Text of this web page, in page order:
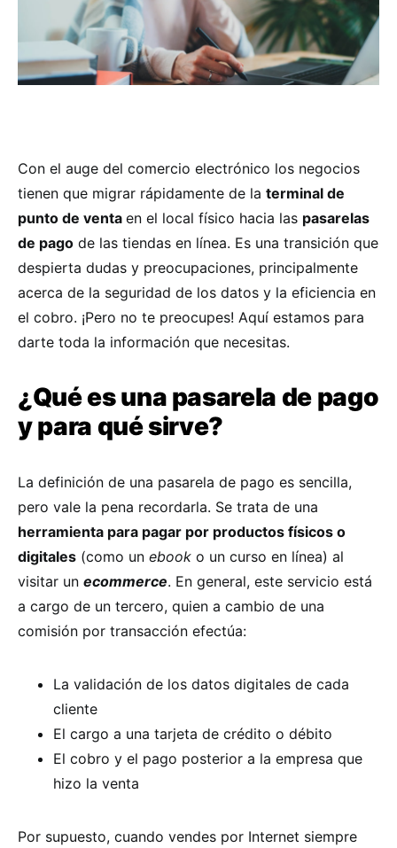
Con el auge del comercio electrónico los negocios
tienen que migrar rápidamente de la terminal de
punto de venta en el local físico hacia las pasarelas
de pago de las tiendas en línea. Es una transición que
despierta dudas y preocupaciones, principalmente
acerca de la seguridad de los datos y la eficiencia en
el cobro. ¡Pero no te preocupes! Aquí estamos para
darte toda la información que necesitas.
¿Qué es una pasarela de pago
y para qué sirve?
La definición de una pasarela de pago es sencilla,
pero vale la pena recordarla. Se trata de una
herramienta para pagar por productos físicos o
digitales (como un ebook o un curso en línea) al
visitar un ecommerce. En general, este servicio está
a cargo de un tercero, quien a cambio de una
comisión por transacción efectúa:
La validación de los datos digitales de cada
cliente
El cargo a una tarjeta de crédito o débito
El cobro y el pago posterior a la empresa que
hizo la venta
Por supuesto, cuando vendes por Internet siempre